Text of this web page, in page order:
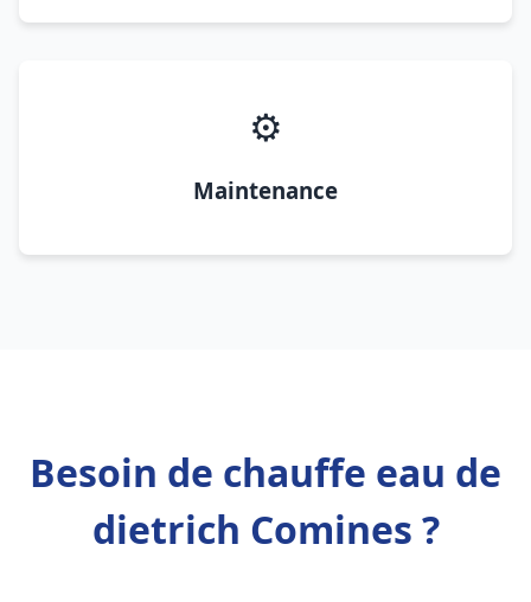
⚙️
Maintenance
Besoin de chauffe eau de
dietrich Comines ?